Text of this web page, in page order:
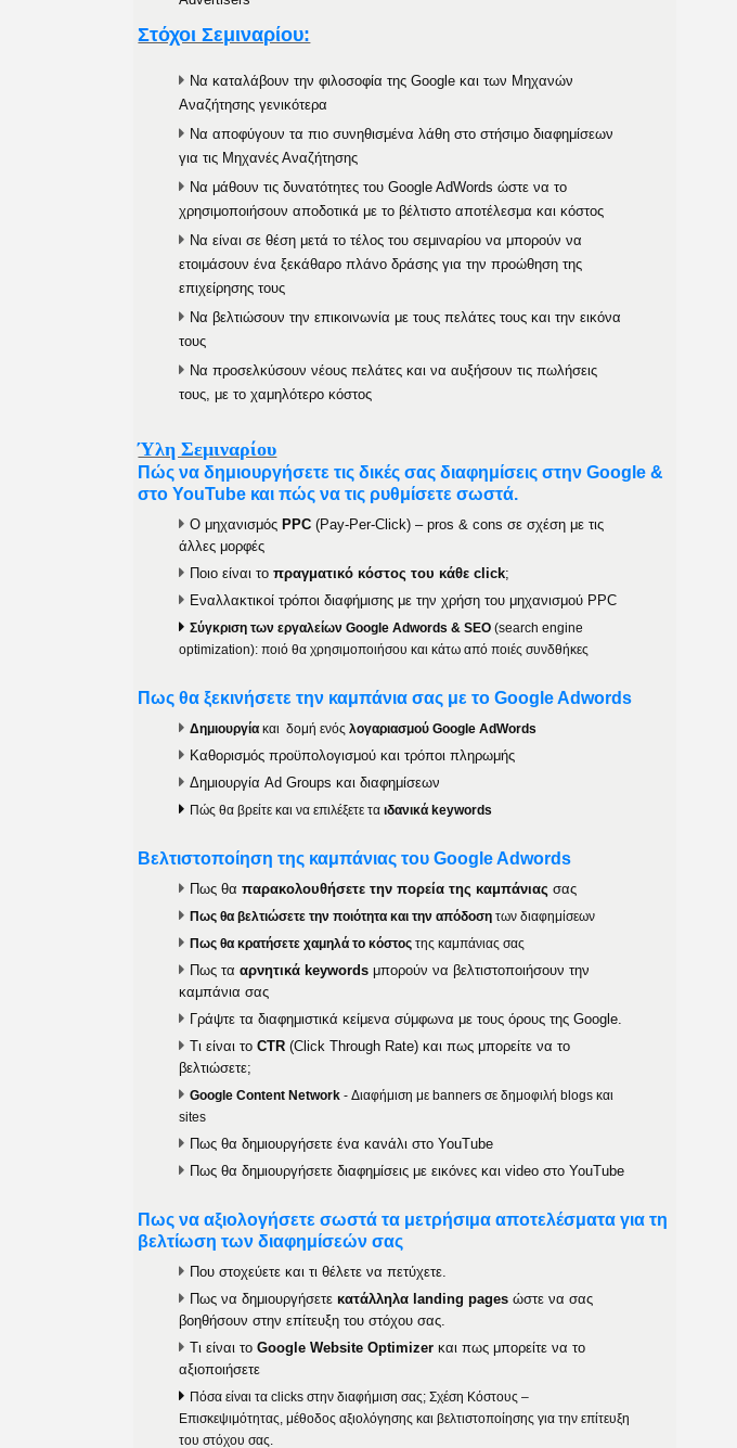
Στόχοι Σεμιναρίου:
Να καταλάβουν την φιλοσοφία της Google και των Μηχανών
Αναζήτησης γενικότερα
Να αποφύγουν τα πιο συνηθισμένα λάθη στο στήσιμο διαφημίσεων
για τις Μηχανές Αναζήτησης
Να μάθουν τις δυνατότητες του Google AdWords ώστε να το
χρησιμοποιήσουν αποδοτικά με το βέλτιστο αποτέλεσμα και κόστος
Να είναι σε θέση μετά το τέλος του σεμιναρίου να μπορούν να
ετοιμάσουν ένα ξεκάθαρο πλάνο δράσης για την προώθηση της
επιχείρησης τους
Να βελτιώσουν την επικοινωνία με τους πελάτες τους και την εικόνα
τους
Να προσελκύσουν νέους πελάτες και να αυξήσουν τις πωλήσεις
τους, με το χαμηλότερο κόστος
Ύλη Σεμιναρίου
Πώς να δημιουργήσετε τις δικές σας διαφημίσεις στην Google &
στο YouTube και πώς να τις ρυθμίσετε σωστά.
Ο μηχανισμός PPC (Pay-Per-Click) – pros & cons σε σχέση με τις
άλλες μορφές
Ποιο είναι το πραγματικό κόστος του κάθε click;
Εναλλακτικοί τρόποι διαφήμισης με την χρήση του μηχανισμού PPC
Σύγκριση των εργαλείων Google Adwords & SEO (search engine
optimization): ποιό θα χρησιμοποιήσου και κάτω από ποιές συνδθήκες
Πως θα ξεκινήσετε την καμπάνια σας με το Google Adwords
Δημιουργία και δομή ενός λογαριασμού Google AdWords
Καθορισμός προϋπολογισμού και τρόποι πληρωμής
Δημιουργία Ad Groups και διαφημίσεων
Πώς θα βρείτε και να επιλέξετε τα ιδανικά keywords
Βελτιστοποίηση της καμπάνιας του Google Adwords
Πως θα παρακολουθήσετε την πορεία της καμπάνιας σας
Πως θα βελτιώσετε την ποιότητα και την απόδοση των διαφημίσεων
Πως θα κρατήσετε χαμηλά το κόστος της καμπάνιας σας
Πως τα αρνητικά keywords μπορούν να βελτιστοποιήσουν την
καμπάνια σας
Γράψτε τα διαφημιστικά κείμενα σύμφωνα με τους όρους της Google.
Τι είναι το CTR (Click Through Rate) και πως μπορείτε να το
βελτιώσετε;
Google Content Network - Διαφήμιση μεbanners σε δημοφιλή blogs και
sites
Πως θα δημιουργήσετε ένα κανάλι στο YouTube
Πως θα δημιουργήσετε διαφημίσεις με εικόνες και video στο YouTube
Πως να αξιολογήσετε σωστά τα μετρήσιμα αποτελέσματα για τη
βελτίωση των διαφημίσεών σας
Που στοχεύετε και τι θέλετε να πετύχετε.
Πως να δημιουργήσετε κατάλληλα landing pages ώστε να σας
βοηθήσουν στην επίτευξη του στόχου σας.
Τι είναι το Google Website Optimizer και πως μπορείτε να το
αξιοποιήσετε
Πόσα είναι τα clicks στην διαφήμιση σας; Σχέση Κόστους –
Επισκεψιμότητας, μέθοδος αξιολόγησης και βελτιστοποίησης για την επίτευξη
του στόχου σας.